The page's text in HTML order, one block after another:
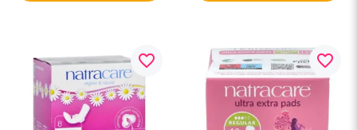
favorite_border favorite_border